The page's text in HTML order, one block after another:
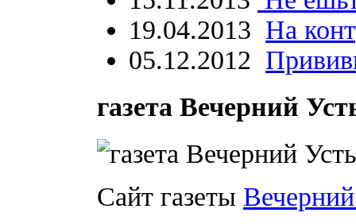
19.04.2013 На
05.12.2012
газета Вечерний
Сайт газеты